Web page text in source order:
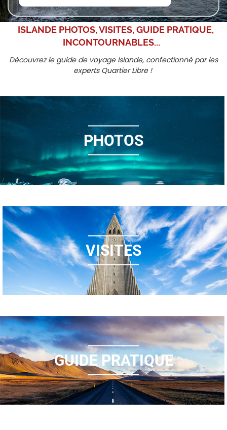
ISLANDE PHOTOS, VISITES, GUIDE PRATIQUE,
INCONTOURNABLES...
Découvrez le guide de voyage Islande, confectionné par les
experts Quartier Libre !
PHOTOS
VISITES
GUIDE PRATIQUE